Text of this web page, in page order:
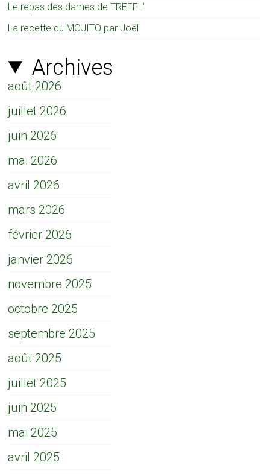
Le repas des dames de TREFFL’
La recette du MOJITO par Joël
Archives
août 2026
juillet 2026
juin 2026
mai 2026
avril 2026
mars 2026
février 2026
janvier 2026
novembre 2025
octobre 2025
septembre 2025
août 2025
juillet 2025
juin 2025
mai 2025
avril 2025